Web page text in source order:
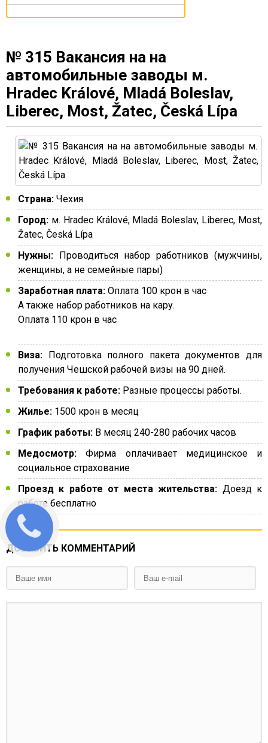
№ 315 Вакансия на на
автомобильные заводы м.
Hradec Králové, Mladá Boleslav,
Liberec, Most, Žatec, Česká Lípa
Страна: Чехия
Город: м. Hradec Králové, Mladá Boleslav, Liberec, Most,
Žatec, Česká Lípa
Нужны: Проводиться набор работников (мужчины,
женщины, а не семейные пары)
Заработная плата: Оплата 100 крон в час
А также набор работников на кару.
Оплата 110 крон в час
Виза: Подготовка полного пакета документов для
получения Чешской рабочей визы на 90 дней.
Требования к работе: Разные процессы работы.
Жилье: 1500 крон в месяц
График работы: В месяц 240-280 рабочих часов
Медосмотр: Фирма оплачивает медицинское и
социальное страхование
Проезд к работе от места жительства: Доезд к
работе бесплатно
ДОБАВИТЬ КОММЕНТАРИЙ